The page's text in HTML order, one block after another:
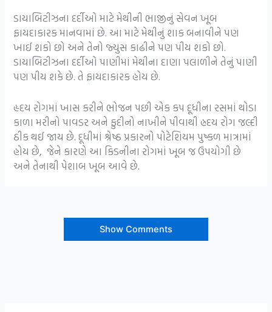
ડાયાબિટીઝના દર્દીઓ માટે મેથીની ભાજીનું સેવન ખૂબ
ફાયદાકારક માનવામાં છે. આ માટે મેથીનું શાક બનાવીને પણ
ખાઈ શકો છો અને તેનો જ્યુસ કાઢીને પણ પીય શકો છો.
ડાયાબિટીઝના દર્દીઓ પાણીમાં મેથીના દાણા પલાળીને તેનું પાણી
પણ પીય શકે છે. તે ફાયદાકારક હોય છે.
હૃદય રોગમાં ખાસ કરીને ભોજન પછી એક કપ દૂધીના રસમાં થોડા
કાળા મરીનો પાવડર અને ફુદીનો નાખીને પીવાથી હ્રદય રોગ જલ્દી
ઠીક થઈ જાય છે. દૂધીમાં શ્રેષ્ઠ પ્રકારનો પોટેશિયમ પુષ્કળ માત્રામાં
હોય છે, જેને કારણે આ કિડનીના રોગમાં ખૂબ જ ઉપયોગી છે
અને તેનાથી પેશાબ ખૂબ આવે છે.
Show Comments